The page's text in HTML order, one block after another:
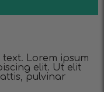
Lorem ipsum
elit. Ut elit
pulvinar